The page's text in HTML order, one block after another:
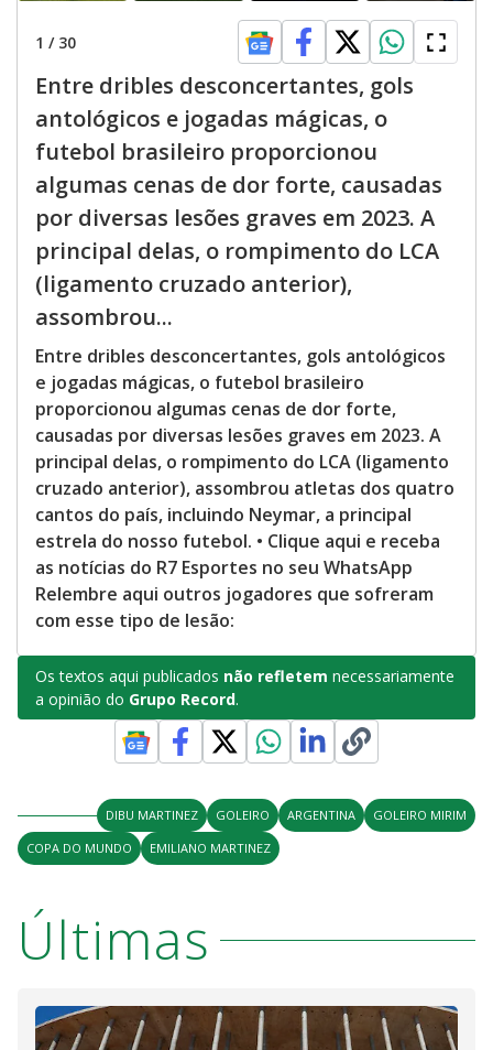
1 / 30
Entre dribles desconcertantes, gols
antológicos e jogadas mágicas, o
futebol brasileiro proporcionou
algumas cenas de dor forte, causadas
por diversas lesões graves em 2023. A
principal delas, o rompimento do LCA
(ligamento cruzado anterior),
assombrou...
Entre dribles desconcertantes, gols antológicos
e jogadas mágicas, o futebol brasileiro
proporcionou algumas cenas de dor forte,
causadas por diversas lesões graves em 2023. A
principal delas, o rompimento do LCA (ligamento
cruzado anterior), assombrou atletas dos quatro
cantos do país, incluindo Neymar, a principal
estrela do nosso futebol. • Clique aqui e receba
as notícias do R7 Esportes no seu WhatsApp
Relembre aqui outros jogadores que sofreram
com esse tipo de lesão:
Os textos aqui publicados não refletem necessariamente
a opinião do Grupo Record.
DIBU MARTINEZ GOLEIRO ARGENTINA
GOLEIRO MIRIM
COPA DO MUNDO
EMILIANO MARTINEZ
Últimas